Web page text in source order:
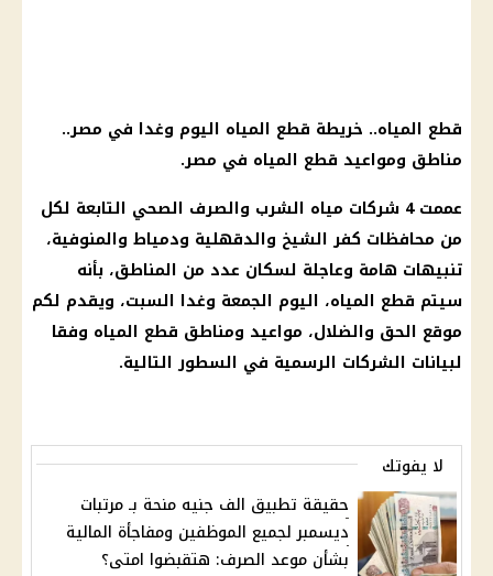
قطع المياه.. خريطة قطع المياه اليوم وغدا في مصر..
مناطق ومواعيد قطع المياه في مصر.
عممت 4 شركات مياه الشرب والصرف الصحي التابعة لكل
من محافظات كفر الشيخ والدقهلية ودمياط والمنوفية،
تنبيهات هامة وعاجلة لسكان عدد من المناطق، بأنه
سيتم قطع المياه، اليوم الجمعة وغدا السبت، ويقدم لكم
موقع الحق والضلال، مواعيد ومناطق قطع المياه وفقا
لبيانات الشركات الرسمية في السطور التالية.
لا يفوتك
حقيقة تطبيق الف جنيه منحة بـ مرتبات
ديسمبر لجميع الموظفين ومفاجأة المالية
بشأن موعد الصرف: هتقبضوا امتى؟